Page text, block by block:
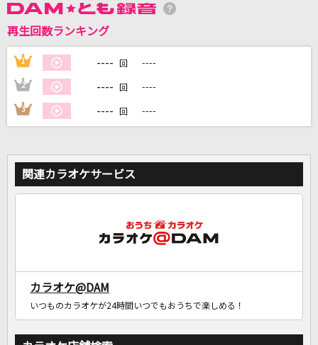
DAMに会員登録・ログインして
カラオケをもっと楽しもう！
再生回数ランキング
1 ---- 回 ----
2 ---- 回 ----
3 ---- 回 ----
関連カラオケサービス
カラオケ@DAM
いつものカラオケが24時間いつでもおうちで楽しめる！